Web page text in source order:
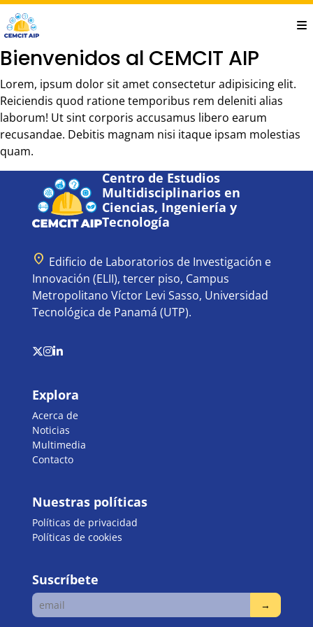
Saltar
al
contenido
principal
Bienvenidos al CEMCIT AIP
Lorem, ipsum dolor sit amet consectetur adipisicing elit.
Reiciendis quod ratione temporibus rem deleniti alias
laborum! Ut sint corporis accusamus libero earum
recusandae. Debitis magnam nisi itaque ipsam molestias
quam.
Centro de Estudios
Multidisciplinarios en
Ciencias, Ingeniería y
Tecnología
location_on Edificio de Laboratorios de Investigación e
Innovación (ELII), tercer piso, Campus
Metropolitano Víctor Levi Sasso, Universidad
Tecnológica de Panamá (UTP).
Explora
Acerca de
Noticias
Multimedia
Contacto
Nuestras políticas
Políticas de privacidad
Políticas de cookies
Suscríbete